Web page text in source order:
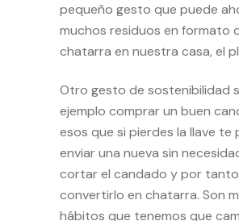
pequeño gesto que puede
muchos residuos en formato
chatarra en nuestra casa, el
Otro gesto de sostenibilidad
ejemplo comprar un buen
esos que si pierdes la llave te
enviar una nueva sin
cortar el candado y por tanto
convertirlo en chatarra. Son
hábitos que tenemos que